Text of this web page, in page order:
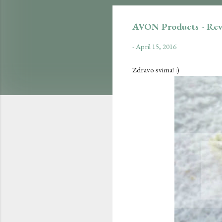
AVON Products -
-April 15, 2016
Zdravo svima! :)